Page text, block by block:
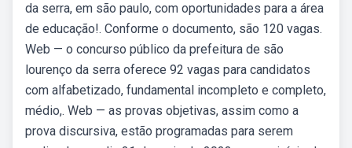
da serra, em são paulo, com oportunidades para a área
de educação!. Conforme o documento, são 120 vagas.
Web — o concurso público da prefeitura de são
lourenço da serra oferece 92 vagas para candidatos
com alfabetizado, fundamental incompleto e completo,
médio,. Web — as provas objetivas, assim como a
prova discursiva, estão programadas para serem